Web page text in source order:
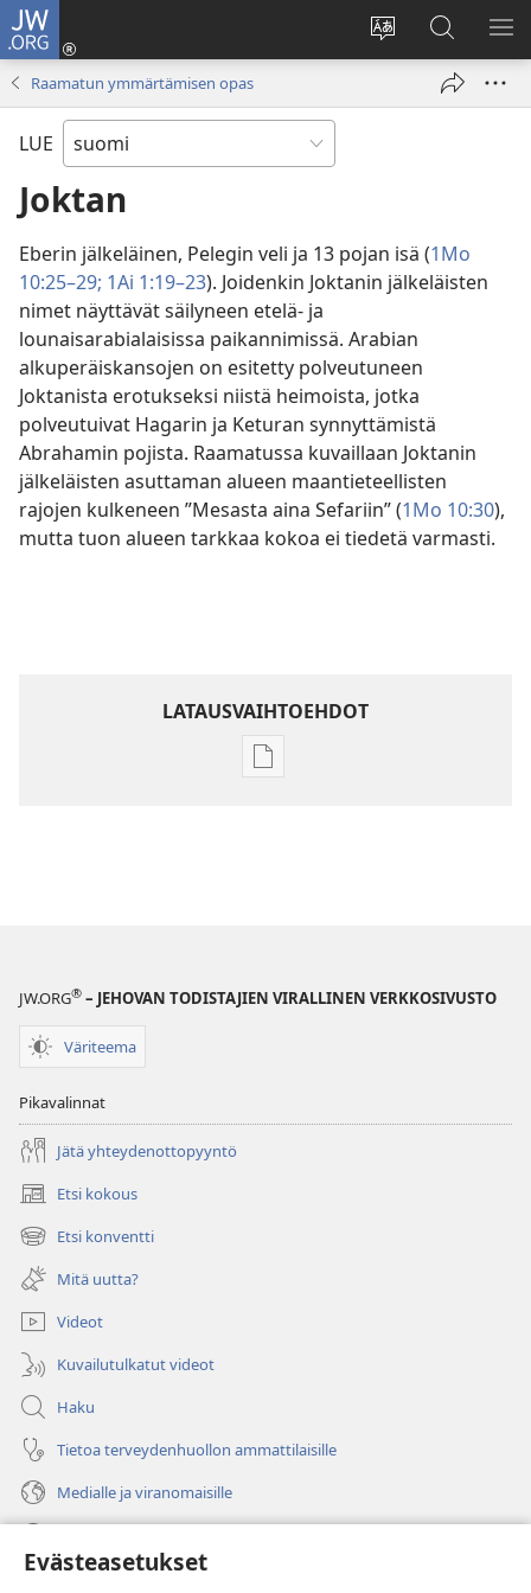
Evästeasetukset
JW.ORG
Vaihda
sivuston
Kirjaudu
(avaa
Hae
JW.ORG-
sivustolta
Raamatun ymmärtämisen opas
LUE
Joktan
Eberin jälkeläinen, Pelegin veli ja 13 pojan isä (1Mo
10:25–29; 1Ai 1:19–23). Joidenkin Joktanin jälkeläisten
nimet näyttävät säilyneen etelä- ja
lounaisarabialaisissa paikannimissä. Arabian
alkuperäiskansojen on esitetty polveutuneen
Joktanista erotukseksi niistä heimoista, jotka
polveutuivat Hagarin ja Keturan synnyttämistä
Abrahamin pojista. Raamatussa kuvaillaan Joktanin
jälkeläisten asuttaman alueen maantieteellisten
rajojen kulkeneen ”Mesasta aina Sefariin” (1Mo 10:30),
mutta tuon alueen tarkkaa kokoa ei tiedetä varmasti.
LATAUSVAIHTOEHDOT
Julkaisujen
JW.ORG® – JEHOVAN TODISTAJIEN VIRALLINEN VERKKOSIVUSTO
Väriteema
Pikavalinnat
Jätä yhteydenottopyyntö
Etsi kokous
(avaa
uuden
ikkunan)
Etsi konventti
(avaa
uuden
ikkunan)
Mitä uutta?
Videot
Kuvailutulkatut videot
Haku
Tietoa terveydenhuollon ammattilaisille
Medialle ja viranomaisille